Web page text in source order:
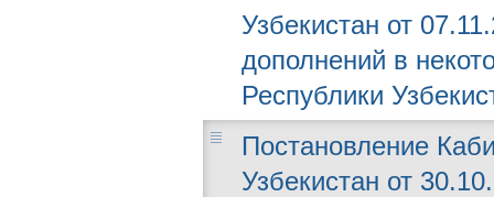
Узбекистан от
дополнений в
Республики
Постановление
Узбекистан от